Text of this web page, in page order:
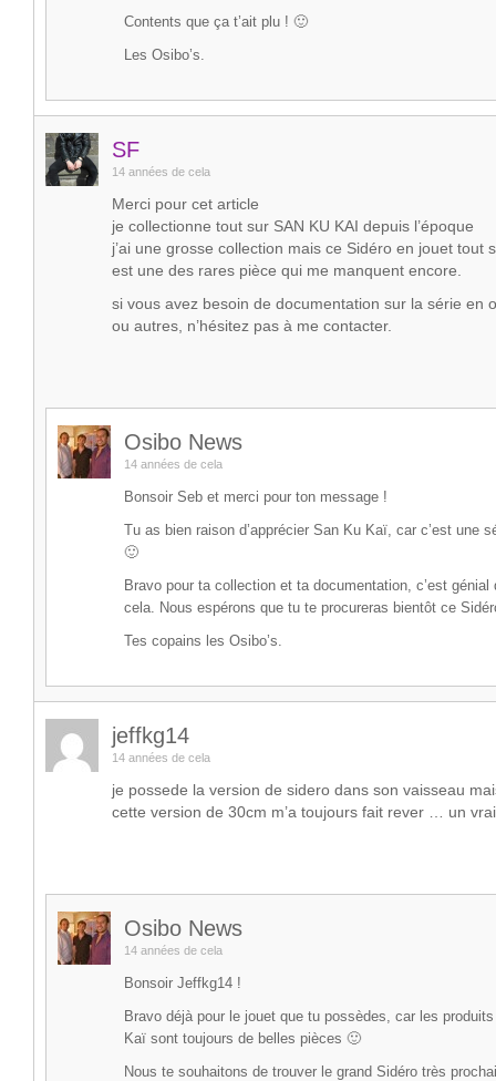
Contents que ça t’ait plu ! 🙂
Les Osibo’s.
SF
14 années de cela
Merci pour cet article
je collectionne tout sur SAN KU KAI depuis l’époque
j’ai une grosse collection mais ce Sidéro en jouet tout
est une des rares pièce qui me manquent encore.
si vous avez besoin de documentation sur la série en
ou autres, n’hésitez pas à me contacter.
Osibo News
14 années de cela
Bonsoir Seb et merci pour ton message !
Tu as bien raison d’apprécier San Ku Kaï, car c’est une
🙂
Bravo pour ta collection et ta documentation, c’est génial
cela. Nous espérons que tu te procureras bientôt ce
Tes copains les Osibo’s.
jeffkg14
14 années de cela
je possede la version de sidero dans son vaisseau
cette version de 30cm m’a toujours fait rever … un
Osibo News
14 années de cela
Bonsoir Jeffkg14 !
Bravo déjà pour le jouet que tu possèdes, car les
Kaï sont toujours de belles pièces 🙂
Nous te souhaitons de trouver le grand Sidéro très